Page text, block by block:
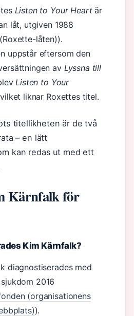
Listen to Your Heartär
låt, utgiven 1988
låten)).
uppstår eftersom den
av Lyssna till
Listen to Your
liknar Roxettes titel.
titellikheten är de två
– en lätt
kan redas ut med ett
Kärnfalk för
Kim Kärnfalk?
diagnostiserades med
2016
(organisationens
).